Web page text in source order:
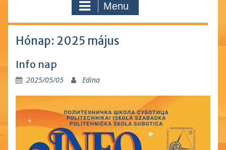
Menu
Hónap: 2025 május
Info nap
2025/05/05 Edina